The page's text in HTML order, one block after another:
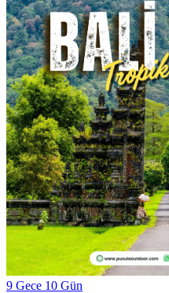
9 Gece 10 Gün